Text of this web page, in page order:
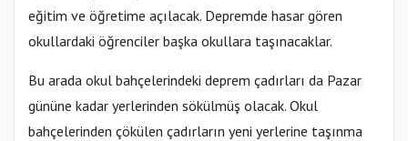
eğitim ve öğretime açılacak. Depremde hasar gören
okullardaki öğrenciler başka okullara taşınacaklar.
Bu arada okul bahçelerindeki deprem çadırları da Pazar
gününe kadar yerlerinden sökülmüş olacak. Okul
bahçelerinden çökülen çadırların yeni yerlerine taşınma